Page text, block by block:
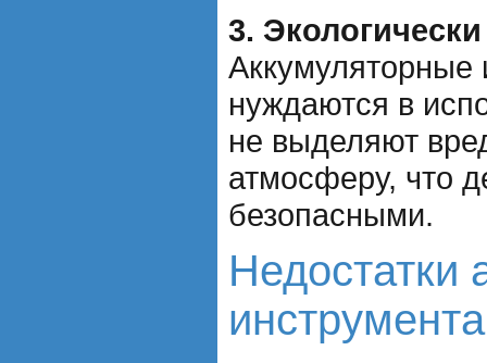
3.
Аккумуляторные
нуждаются в
не выделяют
атмосферу, что
безопасными.
Недостатки